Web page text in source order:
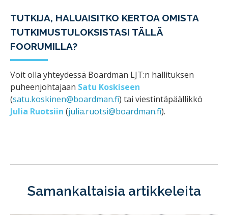
TUTKIJA, HALUAISITKO KERTOA OMISTA
TUTKIMUSTULOKSISTASI TÄLLÄ
FOORUMILLA?
Voit olla yhteydessä Boardman LJT:n hallituksen
puheenjohtajaan Satu Koskiseen
(satu.koskinen@boardman.fi) tai viestintäpäällikkö
Julia Ruotsiin (julia.ruotsi@boardman.fi).
Samankaltaisia artikkeleita